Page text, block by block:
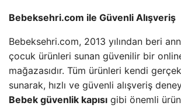
Bebeksehri.com ile Güvenli Alışveriş
Bebeksehri.com, 2013 yılından beri
çocuk ürünleri sunan güvenilir bir
mağazasıdır. Tüm ürünleri kendi
sunarak, hızlı ve güvenli alışveriş
Bebek güvenlik kapısı gibi önemli